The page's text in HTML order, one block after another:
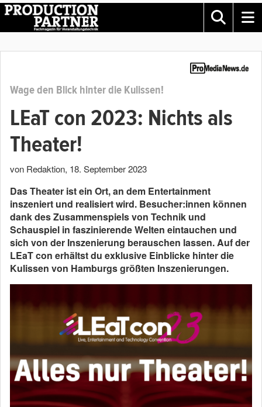
Wage den Blick hinter die Kulissen!
LEaT con 2023: Nichts als
Theater!
von Redaktion, 18. September 2023
Das Theater ist ein Ort, an dem Entertainment
inszeniert und realisiert wird. Besucher:innen können
dank des Zusammenspiels von Technik und
Schauspiel in faszinierende Welten eintauchen und
sich von der Inszenierung berauschen lassen. Auf der
LEaT con erhältst du exklusive Einblicke hinter die
Kulissen von Hamburgs größten Inszenierungen.